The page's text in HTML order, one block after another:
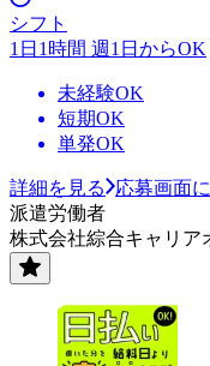
シフト
1日1時間 週1日からOK
未経験OK
短期OK
単発OK
詳細を見る
応募画面
派遣労働者
株式会社綜合キャリア